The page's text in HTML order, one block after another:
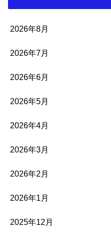
2026年8月
2026年7月
2026年6月
2026年5月
2026年4月
2026年3月
2026年2月
2026年1月
2025年12月